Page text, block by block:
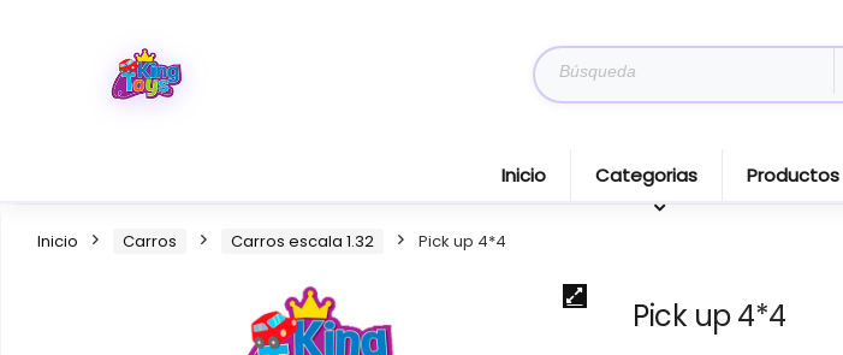
Search
for:
Inicio Categorias Productos
Inicio Carros Carros escala 1.32 Pick up 4*4
Pick up 4*4